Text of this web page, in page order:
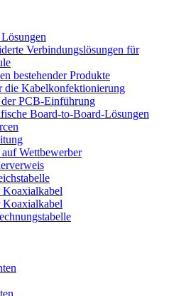
Verbindungslösungen für
bestehender Produkte
die Kabelkonfektionierung
PCB-Einführung
Board-to-Board-Lösungen
Wettbewerber